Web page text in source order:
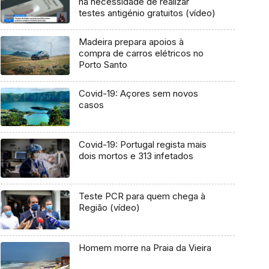
testes antigénio gratuitos (vídeo)
Madeira prepara apoios à
compra de carros elétricos no
Porto Santo
Covid-19: Açores sem novos
casos
Covid-19: Portugal regista mais
dois mortos e 313 infetados
Teste PCR para quem chega à
Região (vídeo)
Homem morre na Praia da Vieira